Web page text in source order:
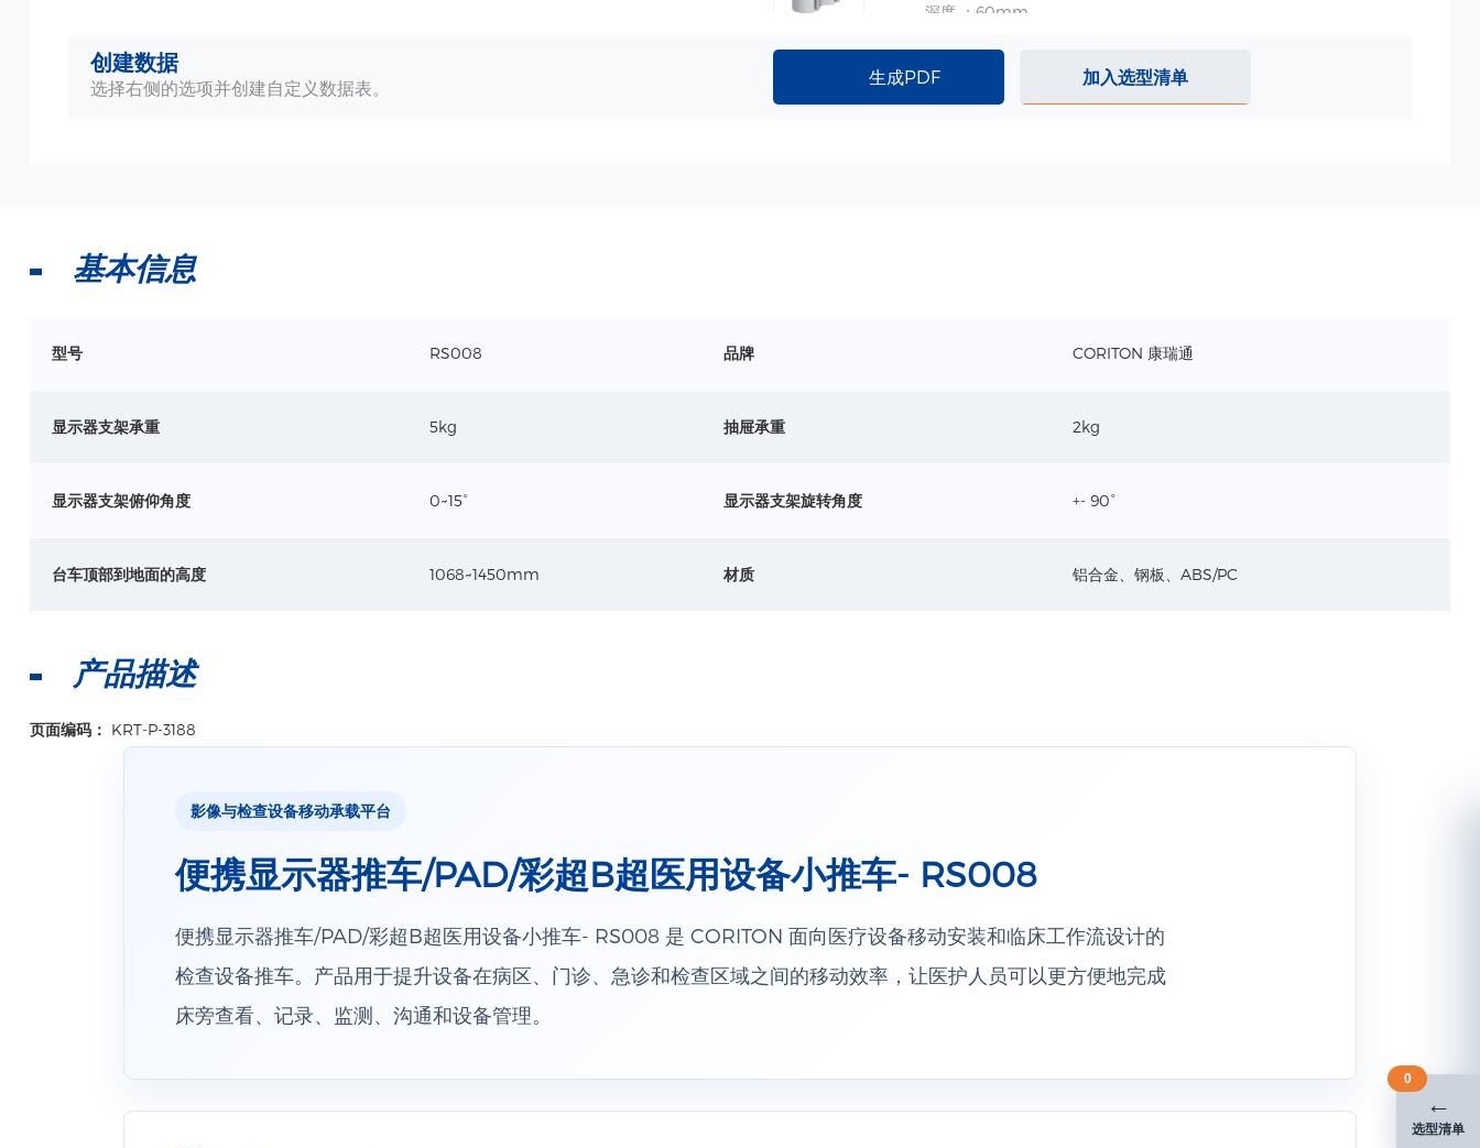
详情+
深度 ：60mm
创建数据
选择右侧的选项并创建自定义数据表。
生成PDF 加入选型清单
基本信息
型号 RS008 品牌 CORITON 康瑞通
显示器支架承重 5kg 抽屉承重 2kg
显示器支架俯仰角度 0~15° 显示器支架旋转角度 +- 90°
台车顶部到地面的高度 1068~1450mm 材质 铝合金、钢板、ABS/PC
产品描述
页面编码： KRT-P-3188
影像与检查设备移动承载平台
便携显示器推车/PAD/彩超B超医用设备小推车- RS008
便携显示器推车/PAD/彩超B超医用设备小推车- RS008 是 CORITON 面向医疗设备移动安装和临床工作流设计的
检查设备推车。产品用于提升设备在病区、门诊、急诊和检查区域之间的移动效率，让医护人员可以更方便地完成
床旁查看、记录、监测、沟通和设备管理。
←
选型清单
0